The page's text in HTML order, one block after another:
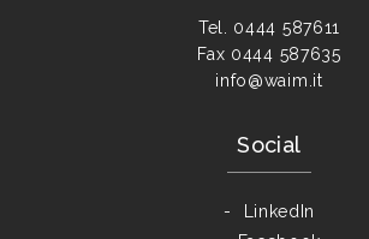
Tel. 0444 587611
Fax 0444 587635
info@waim.it
Social
LinkedIn